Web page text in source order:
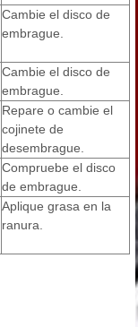
Cambie el disco de
embrague.
Cambie el disco de
embrague.
Repare o cambie el
cojinete de
desembrague.
Compruebe el disco
de embrague.
Aplique grasa en la
ranura.